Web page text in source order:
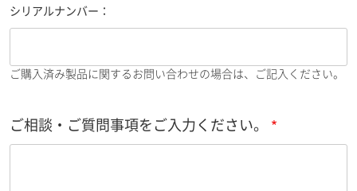
シリアルナンバー：
ご購入済み製品に関するお問い合わせの場合は、ご記入ください。
ご相談・ご質問事項をご入力ください。